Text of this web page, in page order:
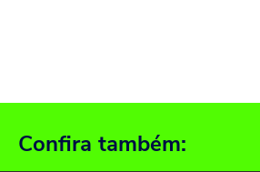
Confira também: